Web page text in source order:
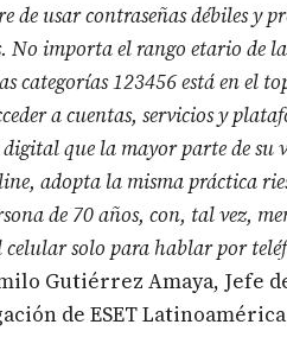
de usar contraseñas débiles y
No importa el rango etario de
categorías 123456 está en el
a cuentas, servicios y
que la mayor parte de su
adopta la misma práctica
de 70 años, con, tal vez,
celular solo para hablar por
Gutiérrez Amaya, Jefe
de ESET